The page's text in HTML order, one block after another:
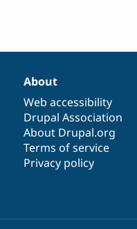
About
Web accessibility
Drupal Association
About Drupal.org
Terms of service
Privacy policy